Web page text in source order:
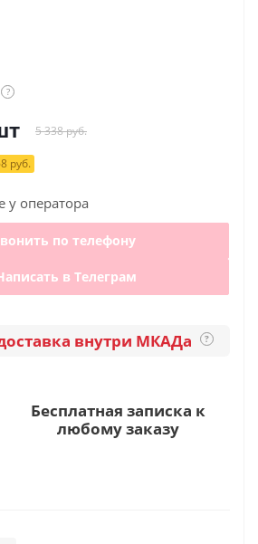
?
5 338 руб.
руб.
у оператора
по телефону
в Телеграм
внутри МКАДа ?
Бесплатная записка к
любому заказу